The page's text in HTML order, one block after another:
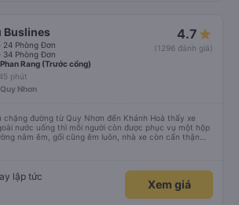
Buslines
24 Phòng Đơn
34 Phòng Đơn
4.7
(1296 đánh giá)
Rang (Trước cổng)
phút
Nhơn
chặng đường từ Quy Nhơn đến Khánh Hoà thấy xe
nước uống thì mỗi người còn được phục vụ một hộp
nằm êm, gối cũng êm luôn, nhà xe còn cẩn thận
một cái giỏ nhỏ để đựng chai nước uống tránh rớt.
cho tuyến đường như vậy thì thấy rất tốt)
lập tức
Xem giá